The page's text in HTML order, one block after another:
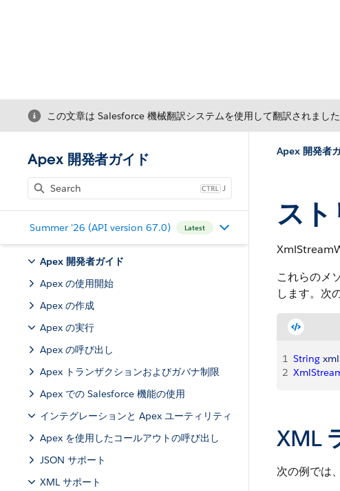
この文章は Salesforce 機械翻訳システムを使用して翻訳されまし
Apex 開発者ガイド
J
Summer '26 (API version 67.0) Latest
Apex 開発者ガイド
Apex の使用開始
Apex の作成
Apex の実行
Apex の呼び出し
Apex トランザクションおよびガバナ制限
Apex での Salesforce 機能の使用
インテグレーションと Apex ユーティリティ
Apex を使用したコールアウトの呼び出し
JSON サポート
XML サポート
Apex 開発者
ス
これらのメ
します。次
1 String
2
XML
次の例では